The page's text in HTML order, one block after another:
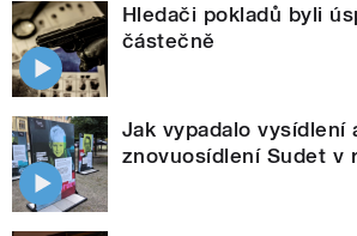
Hledači pokladů byli
částečně
Jak vypadalo vysídlení
znovuosídlení Sudet v